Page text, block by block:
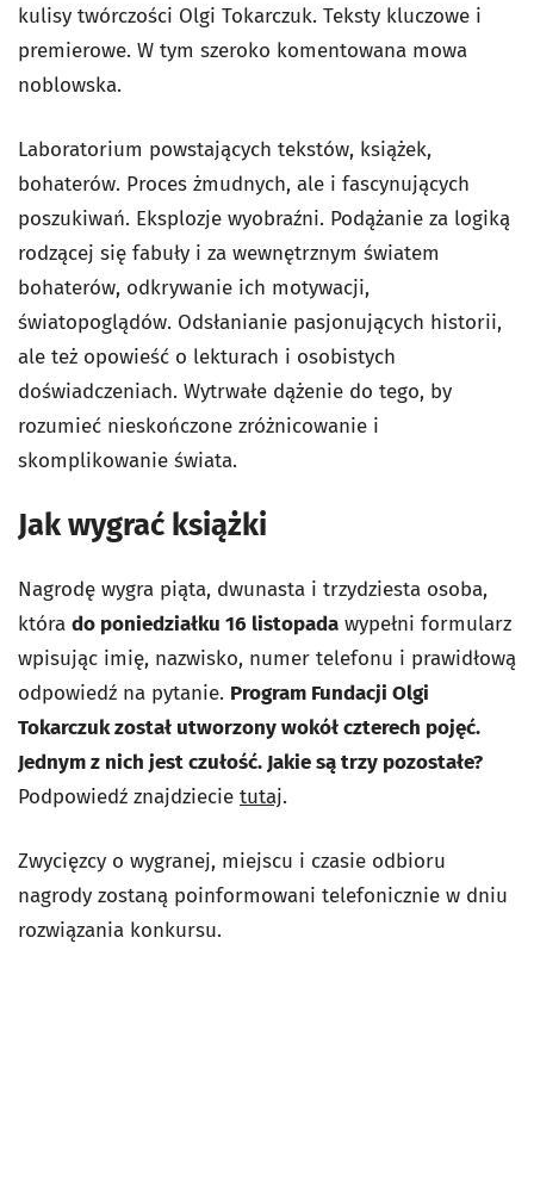
kulisy twórczości Olgi Tokarczuk. Teksty kluczowe i
premierowe. W tym szeroko komentowana mowa
noblowska.
Laboratorium powstających tekstów, książek,
bohaterów. Proces żmudnych, ale i fascynujących
poszukiwań. Eksplozje wyobraźni. Podążanie za logiką
rodzącej się fabuły i za wewnętrznym światem
bohaterów, odkrywanie ich motywacji,
światopoglądów. Odsłanianie pasjonujących historii,
ale też opowieść o lekturach i osobistych
doświadczeniach. Wytrwałe dążenie do tego, by
rozumieć nieskończone zróżnicowanie i
skomplikowanie świata.
Jak wygrać książki
Nagrodę wygra piąta, dwunasta i trzydziesta osoba,
która do poniedziałku 16 listopada wypełni formularz
wpisując imię, nazwisko, numer telefonu i prawidłową
odpowiedź na pytanie. Program Fundacji Olgi
Tokarczuk został utworzony wokół czterech pojęć.
Jednym z nich jest czułość. Jakie są trzy pozostałe?
Podpowiedź znajdziecie tutaj.
Zwycięzcy o wygranej, miejscu i czasie odbioru
nagrody zostaną poinformowani telefonicznie w dniu
rozwiązania konkursu.